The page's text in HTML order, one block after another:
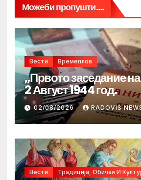
Можеби пропушти....
Вести Времеплов
„Првото заседание
2 Август 1944 год.
02/08/2026 RADOVIS
Вести Традиција, Обичаи И